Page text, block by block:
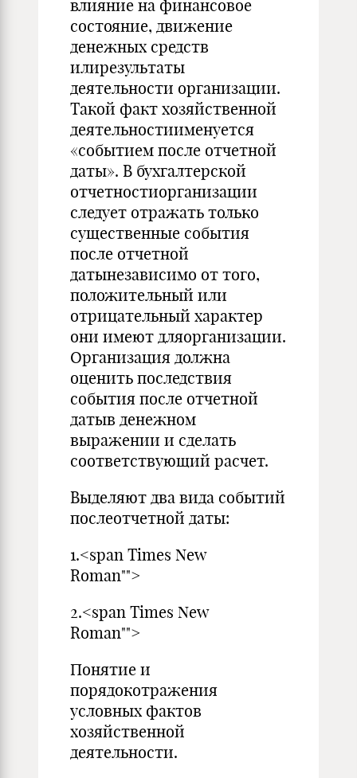
влияние на финансовое
состояние, движение
денежных средств
илирезультаты
деятельности организации.
Такой факт хозяйственной
деятельностиименуется
«событием после отчетной
даты». В бухгалтерской
отчетностиорганизации
следует отражать только
существенные события
после отчетной
датынезависимо от того,
положительный или
отрицательный характер
они имеют дляорганизации.
Организация должна
оценить последствия
события после отчетной
датыв денежном
выражении и сделать
соответствующий расчет.
Выделяют два вида событий
послеотчетной даты:
1.<span Times New
Roman"">
2.<span Times New
Roman"">
Понятие и
порядокотражения
условных фактов
хозяйственной
деятельности.